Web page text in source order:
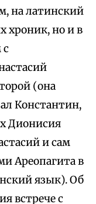
на латинский
хроник, но и в
с
(она
Константин,
Дионисия
и сам
Ареопагита в
язык). Об
встрече с